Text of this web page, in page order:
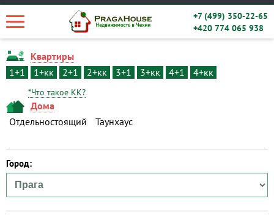
+7 (499) 350-22-65
+420 774 065 938
Квартиры
1+1
1+кк 2+1 2+кк 3+1 3+кк 4+1 4+кк
*Что такое КК?
Дома
Отдельностоящий
Таунхаус
Город: